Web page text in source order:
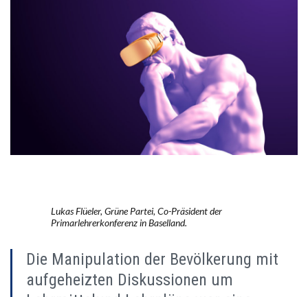
Lukas Flüeler, Grüne Partei, Co-Präsident der
Primarlehrerkonferenz in Baselland.
Die Manipulation der Bevölkerung mit
aufgeheizten Diskussionen um